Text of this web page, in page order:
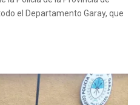
el Departamento Garay, que